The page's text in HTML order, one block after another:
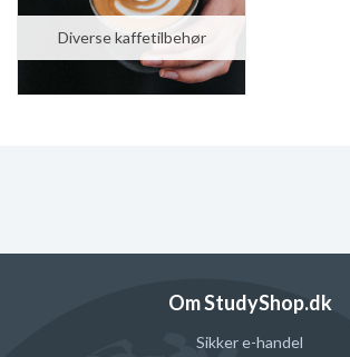
Diverse kaffetilbehør
Om StudyShop.dk
Sikker e-handel